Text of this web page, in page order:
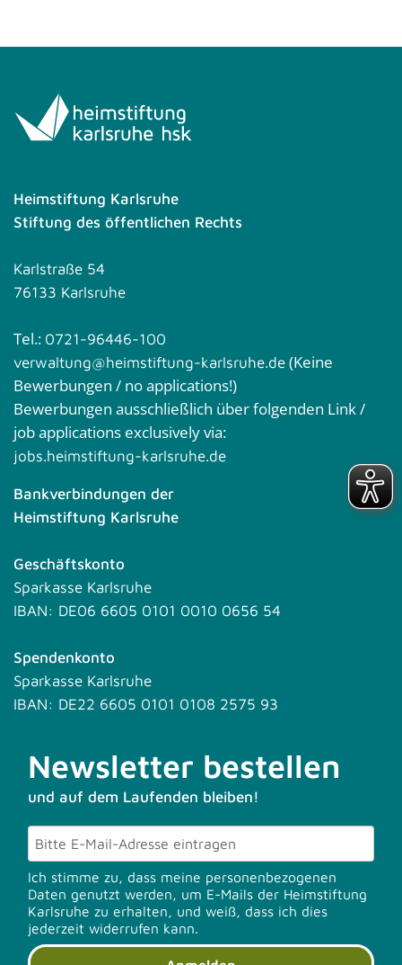
Heimstiftung Karlsruhe
Stiftung des öffentlichen Rechts
Karlstraße 54
76133 Karlsruhe
Tel.: 0721-96446-100
verwaltung@heimstiftung-karlsruhe.de (Keine
Bewerbungen / no applications!)
Bewerbungen ausschließlich über folgenden Link /
job applications exclusively via:
jobs.heimstiftung-karlsruhe.de
Bankverbindungen der
Heimstiftung Karlsruhe
Geschäftskonto
Sparkasse Karlsruhe
IBAN: DE06 6605 0101 0010 0656 54
Spendenkonto
Sparkasse Karlsruhe
IBAN: DE22 6605 0101 0108 2575 93
Newsletter bestellen
und auf dem Laufenden bleiben!
Ich stimme zu, dass meine personenbezogenen
Daten genutzt werden, um E-Mails der Heimstiftung
Karlsruhe zu erhalten, und weiß, dass ich dies
jederzeit widerrufen kann.